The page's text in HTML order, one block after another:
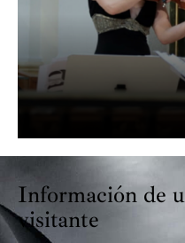
Información de
visitante